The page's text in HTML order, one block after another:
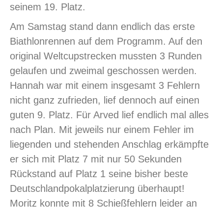
seinem 19. Platz.
Am Samstag stand dann endlich das erste
Biathlonrennen auf dem Programm. Auf den
original Weltcupstrecken mussten 3 Runden
gelaufen und zweimal geschossen werden.
Hannah war mit einem insgesamt 3 Fehlern
nicht ganz zufrieden, lief dennoch auf einen
guten 9. Platz. Für Arved lief endlich mal alles
nach Plan. Mit jeweils nur einem Fehler im
liegenden und stehenden Anschlag erkämpfte
er sich mit Platz 7 mit nur 50 Sekunden
Rückstand auf Platz 1 seine bisher beste
Deutschlandpokalplatzierung überhaupt!
Moritz konnte mit 8 Schießfehlern leider an